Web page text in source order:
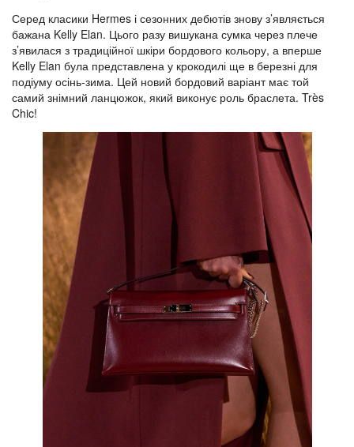
Серед класики Hermes і сезонних дебютів знову з’являється
бажана Kelly Elan. Цього разу вишукана сумка через плече
з’явилася з традиційної шкіри бордового кольору, а вперше
Kelly Elan була представлена у крокодилі ще в березні для
подіуму осінь-зима. Цей новий бордовий варіант має той
самий знімний ланцюжок, який виконує роль браслета. Très
Chic!